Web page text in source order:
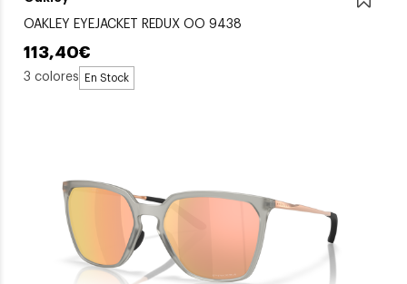
OAKLEY EYEJACKET REDUX OO 9438
113,40€
3 colores En Stock